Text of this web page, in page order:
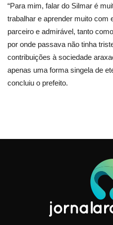
“Para mim, falar do Silmar é
trabalhar e aprender muito com
parceiro e admirável, tanto
por onde passava não tinha
contribuições à sociedade
apenas uma forma singela de
concluiu o prefeito.